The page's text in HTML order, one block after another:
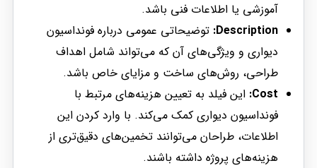
آموزشی یا اطلاعات فنی باشد.
Description: توضیحاتی عمومی درباره فونداسیون
دیواری و ویژگی‌های آن که می‌تواند شامل اهداف
طراحی، روش‌های ساخت و مزایای خاص باشد.
Cost: این فیلد به تعیین هزینه‌های مرتبط با
فونداسیون دیواری کمک می‌کند. با وارد کردن این
اطلاعات، طراحان می‌توانند تخمین‌های دقیق‌تری از
هزینه‌های پروژه داشته باشند.